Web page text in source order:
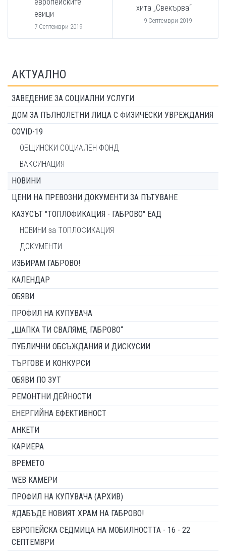
езици
7 Септември 2019
хита „Свекърва“
9 Септември 2019
АКТУАЛНО
ЗАВЕДЕНИЕ ЗА СОЦИАЛНИ УСЛУГИ
ДОМ ЗА ПЪЛНОЛЕТНИ ЛИЦА С ФИЗИЧЕСКИ УВРЕЖДАНИЯ
COVID-19
ОБЩИНСКИ СОЦИАЛЕН ФОНД
ВАКСИНАЦИЯ
НОВИНИ
ЦЕНИ НА ПРЕВОЗНИ ДОКУМЕНТИ ЗА ПЪТУВАНЕ
КАЗУСЪТ "ТОПЛОФИКАЦИЯ - ГАБРОВО" ЕАД
НОВИНИ за ТОПЛОФИКАЦИЯ
ДОКУМЕНТИ
ИЗБИРАМ ГАБРОВО!
КАЛЕНДАР
ОБЯВИ
ПРОФИЛ НА КУПУВАЧА
„ШАПКА ТИ СВАЛЯМЕ, ГАБРОВО“
ПУБЛИЧНИ ОБСЪЖДАНИЯ И ДИСКУСИИ
ТЪРГОВЕ И КОНКУРСИ
ОБЯВИ ПО ЗУТ
РЕМОНТНИ ДЕЙНОСТИ
ЕНЕРГИЙНА ЕФЕКТИВНОСТ
АНКЕТИ
КАРИЕРА
ВРЕМЕТО
WEB КАМЕРИ
ПРОФИЛ НА КУПУВАЧА (АРХИВ)
#ДАБЪДЕ НОВИЯТ ХРАМ НА ГАБРОВО!
ЕВРОПЕЙСКА СЕДМИЦА НА МОБИЛНОСТТА - 16 - 22
СЕПТЕМВРИ